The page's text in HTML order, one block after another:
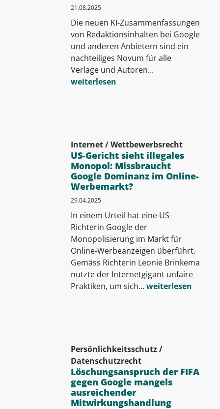
21.08.2025
Die neuen KI-Zusammenfassungen
von Redaktionsinhalten bei Google
und anderen Anbietern sind ein
nachteiliges Novum für alle
Verlage und Autoren...
weiterlesen
Internet / Wettbewerbsrecht
US-Gericht sieht illegales
Monopol: Missbraucht
Google Dominanz im Online-
Werbemarkt?
29.04.2025
In einem Urteil hat eine US-
Richterin Google der
Monopolisierung im Markt für
Online-Werbeanzeigen überführt.
Gemäss Richterin Leonie Brinkema
nutzte der Internetgigant unfaire
Praktiken, um sich... weiterlesen
Persönlichkeitsschutz /
Datenschutzrecht
Löschungsanspruch der FIFA
gegen Google mangels
ausreichender
Mitwirkungshandlung